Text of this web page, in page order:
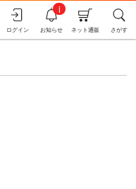
さがす
ネット通販
お知らせ
i
ログイン